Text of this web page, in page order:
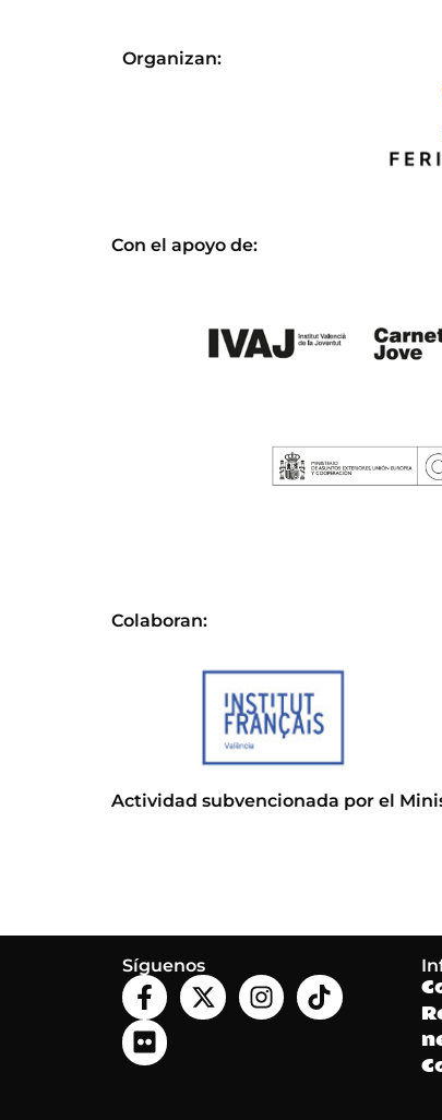
Organizan:
Con el apoyo de:
Colaboran:
Actividad subvencionada por el
Síguenos